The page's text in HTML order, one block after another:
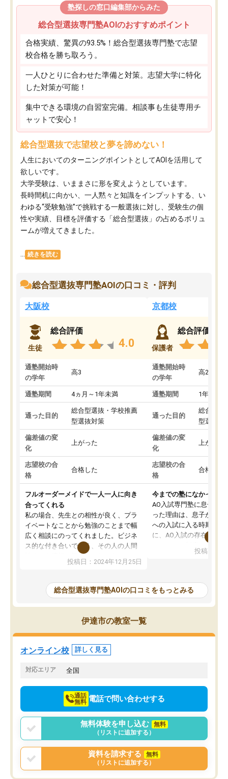
塾探しの窓口編集部からみた
総合型選抜専門塾AOIのおすすめポイント
合格実績、驚異の93.5%！総合型選抜専門塾で志望
校合格を勝ち取ろう。
一人ひとりに合わせた準備と対策。志望大学に特化
した対策が可能！
集中できる環境の自習室完備。相談事も生徒専用チ
ャットで安心！
総合型選抜で志望校と夢を諦めない！
人生においてのターニングポイントとしてAOIを活用して
欲しいです。
大学受験は、いままさに形を変えようとしています。
長時間机に向かい、一人黙々と知識をインプットする、い
わゆる“受験勉強”で挑戦する一般選抜に対し、受験生の個
性や実績、目標を評価する「総合型選抜」の占めるボリュ
ームが増えてきました。
続きを読む
総合型選抜専門塾AOIの口コミ・評判
大阪校
生徒
総合評価
4.0
通塾開始時
の学年
高3
通塾期間 4ヵ月～1年未満
通った目的
総合型選抜・学校推薦
型選抜対策
偏差値の変
化
上がった
志望校の合
格
合格した
フルオーダーメイドで一人一人に向き
合ってくれる
私の場合、先生との相性が良く、プラ
イベートなことから勉強のことまで幅
広く相談にのってくれました。ビジネ
ス的な付き合いでなく、その人の人間
性までを適切に把握し、むきあってい
るなぁと強く感じることできました。
と相談すると、他の先生も紹介してく
ださり、客観的なアドバイスもいただ
くことができました（志望理由・自己
PR等の添削において）。そして、なに
より自習室が解放されている点がよか
ったです。友達と好きな時間に自習
し、お互いを高めあえる環境がありま
投稿日：2024年12月25日
京都校
保護者
総合評価
通塾開始時
の学年
高2
通塾期間 1年以上
通った目的
総合型選
型選抜対
偏差値の変
化
上がった
志望校の合
格
合格した
今までの塾になかった
AO入試専門塾に息子を
った理由は、息子が高校
への入試に入る時期に差
に、AO入試の存在を息
たことから、AOIに入塾
で、AO入試を改めて知
それに対しての具体的な
ことでした。更に子供の
けてらっしゃいますので
投稿日：
総合型選抜専門塾AOIの口コミをもっとみる
伊達市の教室一覧
オンライン校 詳しく見る
対応エリア 全国
通話
無料 電話で問い合わせする
無料体験を申し込む
無料
（リストに追加する）
資料を請求する
無料
（リストに追加する）